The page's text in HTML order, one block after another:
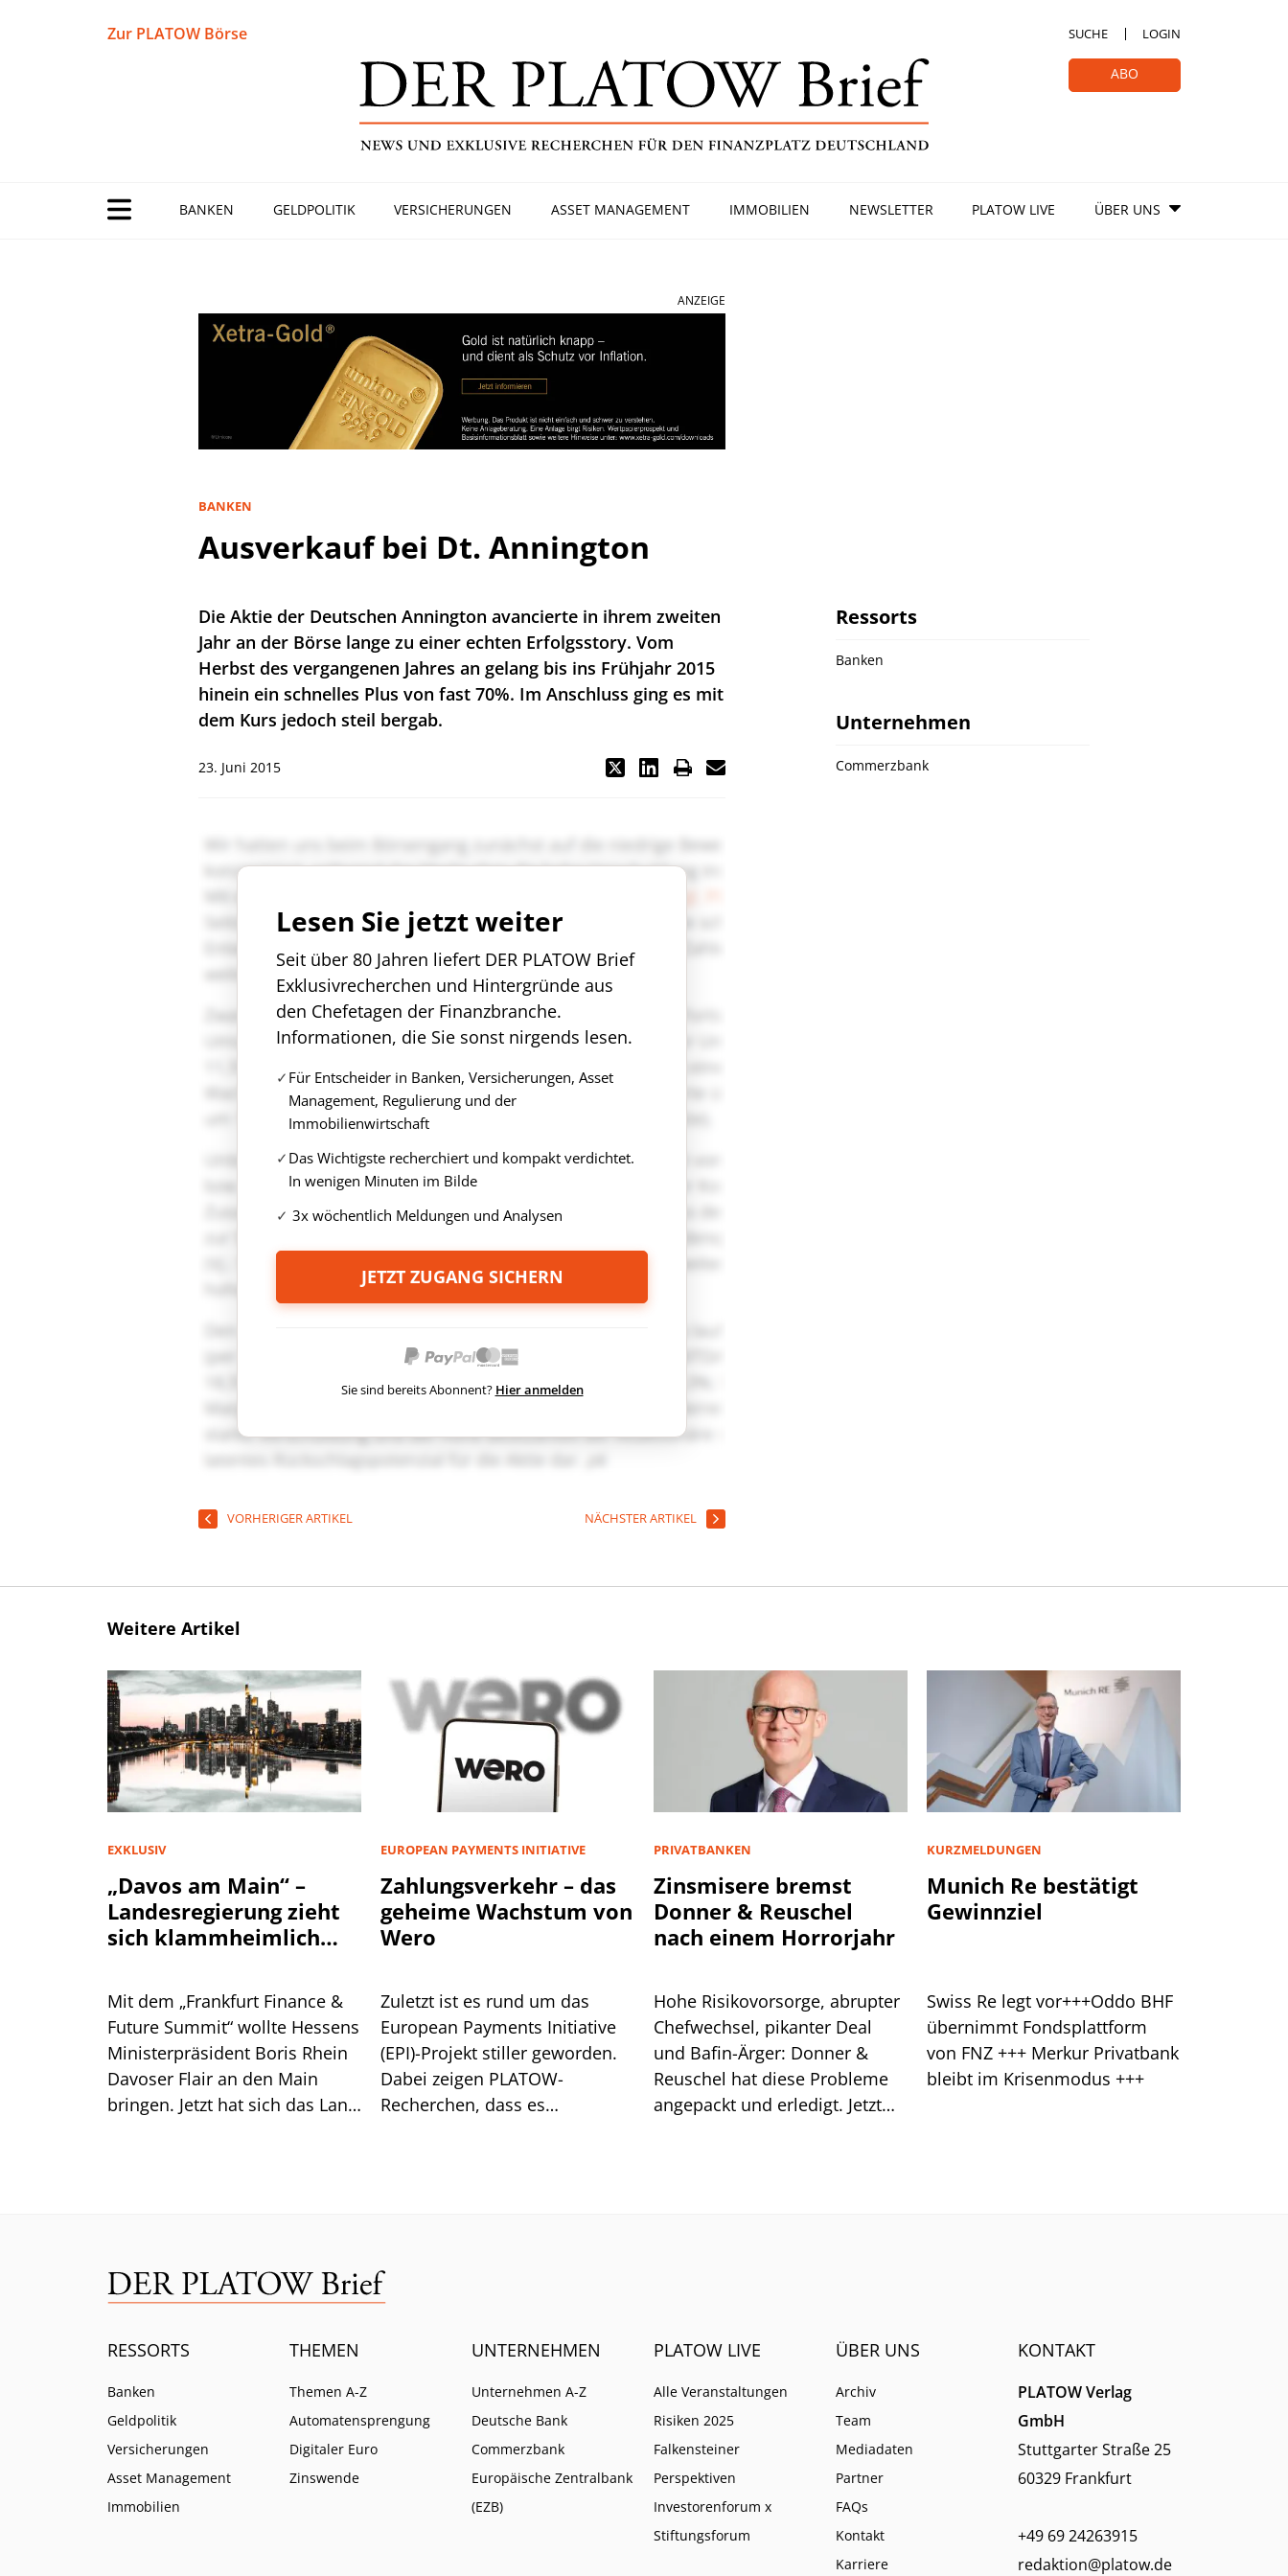
Zur PLATOW Börse SUCHE LOGIN
ABO
BANKEN GELDPOLITIK VERSICHERUNGEN ASSET MANAGEMENT IMMOBILIEN NEWSLETTER PLATOW LIVE ÜBER UNS
ANZEIGE
BANKEN
Ausverkauf bei Dt. Annington
Die Aktie der Deutschen Annington avancierte in ihrem zweiten
Jahr an der Börse lange zu einer echten Erfolgsstory. Vom
Herbst des vergangenen Jahres an gelang bis ins Frühjahr 2015
hinein ein schnelles Plus von fast 70%. Im Anschluss ging es mit
dem Kurs jedoch steil bergab.
23. Juni 2015
Lesen Sie jetzt weiter
Seit über 80 Jahren liefert DER PLATOW Brief
Exklusivrecherchen und Hintergründe aus
den Chefetagen der Finanzbranche.
Informationen, die Sie sonst nirgends lesen.
Für Entscheider in Banken, Versicherungen, Asset
Management, Regulierung und der
Immobilienwirtschaft
Das Wichtigste recherchiert und kompakt verdichtet.
In wenigen Minuten im Bilde
3x wöchentlich Meldungen und Analysen
JETZT ZUGANG SICHERN
Sie sind bereits Abonnent? Hier anmelden
VORHERIGER ARTIKEL NÄCHSTER ARTIKEL
Ressorts
Banken
Unternehmen
Commerzbank
Weitere Artikel
EXKLUSIV
„Davos am Main“ –
Landesregierung zieht
sich klammheimlich
Mit dem „Frankfurt Finance &
Future Summit“ wollte Hessens
Ministerpräsident Boris Rhein
Davoser Flair an den Main
bringen. Jetzt hat sich das Land
EUROPEAN PAYMENTS INITIATIVE
Zahlungsverkehr – das
geheime Wachstum von
Wero
Zuletzt ist es rund um das
European Payments Initiative
(EPI)-Projekt stiller geworden.
Dabei zeigen PLATOW-
Recherchen, dass es
PRIVATBANKEN
Zinsmisere bremst
Donner & Reuschel
nach einem Horrorjahr
Hohe Risikovorsorge, abrupter
Chefwechsel, pikanter Deal
und Bafin-Ärger: Donner &
Reuschel hat diese Probleme
angepackt und erledigt. Jetzt
KURZMELDUNGEN
Munich Re bestätigt
Gewinnziel
Swiss Re legt vor+++Oddo BHF
übernimmt Fondsplattform
von FNZ +++ Merkur Privatbank
bleibt im Krisenmodus +++
RESSORTS
Banken
Geldpolitik
Versicherungen
Asset Management
Immobilien
THEMEN
Themen A-Z
Automatensprengung
Digitaler Euro
Zinswende
UNTERNEHMEN
Unternehmen A-Z
Deutsche Bank
Commerzbank
Europäische Zentralbank
(EZB)
PLATOW LIVE
Alle Veranstaltungen
Risiken 2025
Falkensteiner
Perspektiven
Investorenforum x
Stiftungsforum
ÜBER UNS
Archiv
Team
Mediadaten
Partner
FAQs
Kontakt
Karriere
KONTAKT
PLATOW Verlag
GmbH
Stuttgarter Straße 25
60329 Frankfurt
+49 69 24263915
redaktion@platow.de